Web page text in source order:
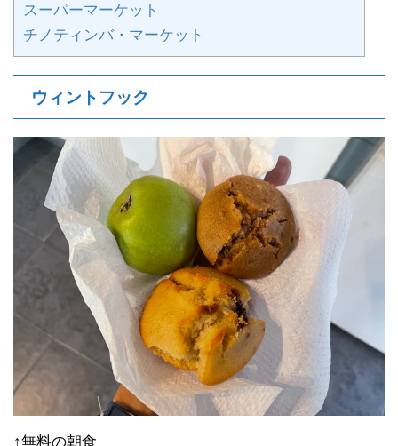
スーパーマーケット
チノティンバ・マーケット
ウィントフック
↑無料の朝食